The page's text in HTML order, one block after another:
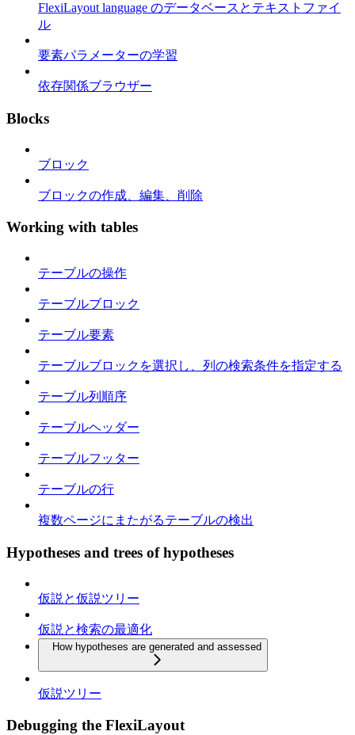
FlexiLayout language のデータベースとテキストファイ
ル
要素パラメーターの学習
依存関係ブラウザー
Blocks
ブロック
ブロックの作成、編集、削除
Working with tables
テーブルの操作
テーブルブロック
テーブル要素
テーブルブロックを選択し、列の検索条件を指定する
テーブル列順序
テーブルヘッダー
テーブルフッター
テーブルの行
複数ページにまたがるテーブルの検出
Hypotheses and trees of hypotheses
仮説と仮説ツリー
仮説と検索の最適化
How hypotheses are generated and assessed
仮説ツリー
Debugging the FlexiLayout